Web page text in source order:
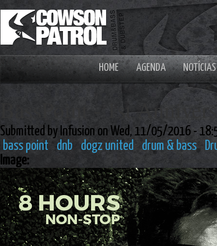
HOME AGENDA NOTÍCIAS
BassPoint - 1st
Submitted by Infusion on Wed, 11/05/2016 -
bass point
dnb dogz united drum & bass
Image: